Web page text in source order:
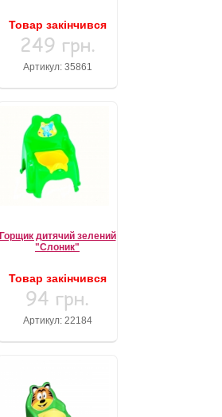
Товар закінчився
249 грн.
Артикул: 35861
Горщик дитячий зелений
"Слоник"
Товар закінчився
94 грн.
Артикул: 22184